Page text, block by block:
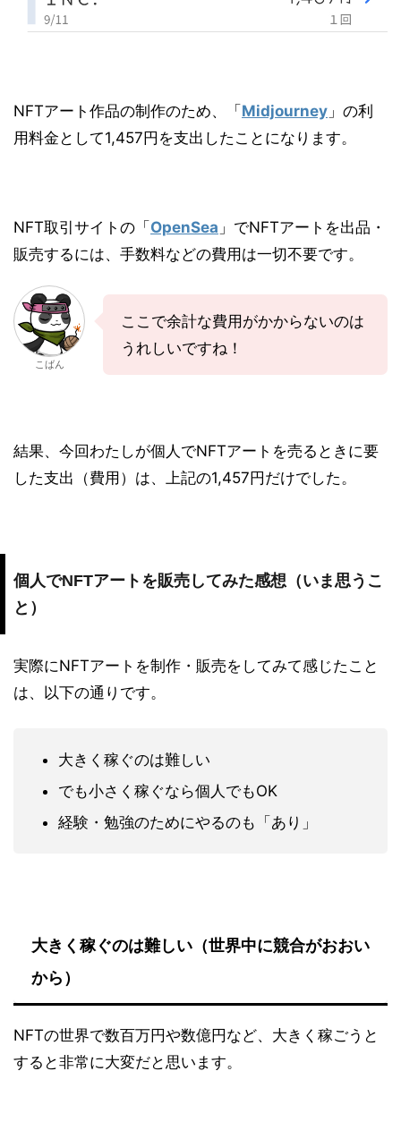
NFTアート作品の制作のため、「 Midjourney 」の利
用料金として1,457円を支出したことになります。
NFT取引サイトの「 OpenSea 」でNFTアートを出品・
販売するには、手数料などの費用は一切不要です。
こばん
ここで余計な費用がかからないのは
うれしいですね！
結果、今回わたしが個人でNFTアートを売るときに要
した支出（費用）は、上記の1,457円だけでした。
個人でNFTアートを販売してみた感想（いま思うこ
と）
実際にNFTアートを制作・販売をしてみて感じたこと
は、以下の通りです。
大きく稼ぐのは難しい
でも小さく稼ぐなら個人でもOK
経験・勉強のためにやるのも「あり」
大きく稼ぐのは難しい（世界中に競合がおおい
から）
NFTの世界で数百万円や数億円など、大きく稼ごうと
すると非常に大変だと思います。